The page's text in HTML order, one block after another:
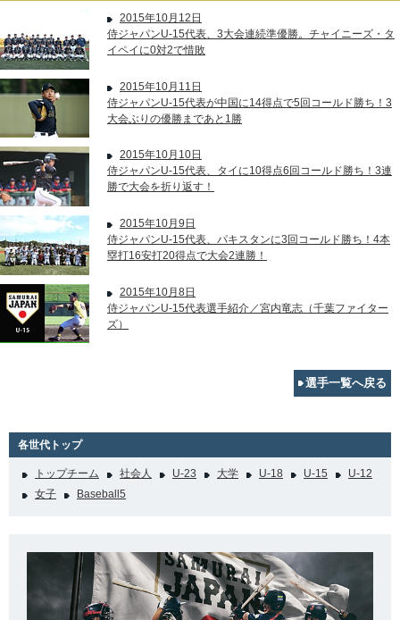
2015年10月12日
侍ジャパンU-15代表、3大会連続準優勝。チャイニーズ・タ
イペイに0対2で惜敗
2015年10月11日
侍ジャパンU-15代表が中国に14得点で5回コールド勝ち！3
大会ぶりの優勝まであと1勝
2015年10月10日
侍ジャパンU-15代表、タイに10得点6回コールド勝ち！3連
勝で大会を折り返す！
2015年10月9日
侍ジャパンU-15代表、パキスタンに3回コールド勝ち！4本
塁打16安打20得点で大会2連勝！
2015年10月8日
侍ジャパンU-15代表選手紹介／宮内竜志（千葉ファイター
ズ）
選手一覧へ戻る
各世代トップ
トップチーム 社会人 U-23 大学 U-18 U-15
U-12
女子
Baseball5